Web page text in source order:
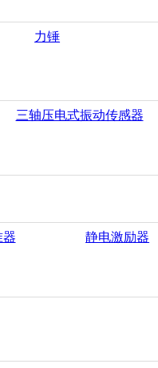
力锤
三轴压电式振动传感器
器 静电激励器